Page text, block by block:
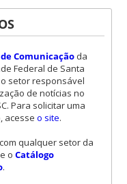
Comunicaçãoda
Federal de Santa
setor responsável
de notícias no
Para solicitar uma
acesse o site.
qualquer setor da
o Catálogo
.